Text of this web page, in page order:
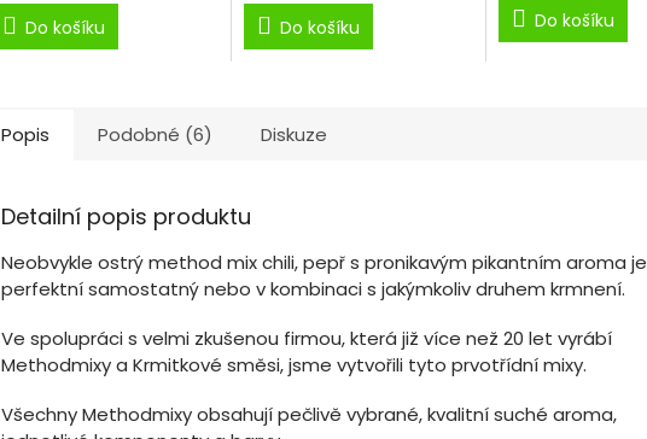
Do košíku Do košíku Do košíku
Popis Podobné (6) Diskuze
Detailní popis produktu
Neobvykle ostrý method mix chili, pepř s pronikavým pikantním aroma je
perfektní samostatný nebo v kombinaci s jakýmkoliv druhem krmnení.
Ve spolupráci s velmi zkušenou firmou, která již více než 20 let vyrábí
Methodmixy a Krmitkové směsi, jsme vytvořili tyto prvotřídní mixy.
Všechny Methodmixy obsahují pečlivě vybrané, kvalitní suché aroma,